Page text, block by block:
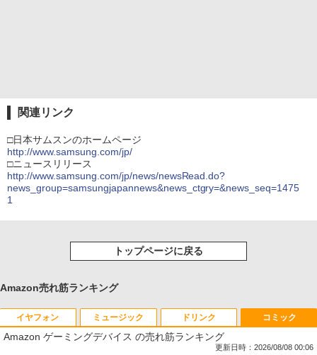
関連リンク
□日本サムスンのホームページ
http://www.samsung.com/jp/
□ニュースリリース
http://www.samsung.com/jp/news/newsRead.do?
news_group=samsungjapannews&news_ctgry=&news_seq=1475
1
トップページに戻る
Amazon売れ筋ランキング
イヤフォン ミュージック ドリンク コミック
Amazon ゲーミングデバイス の売れ筋ランキング
更新日時：2026/08/08 00:06